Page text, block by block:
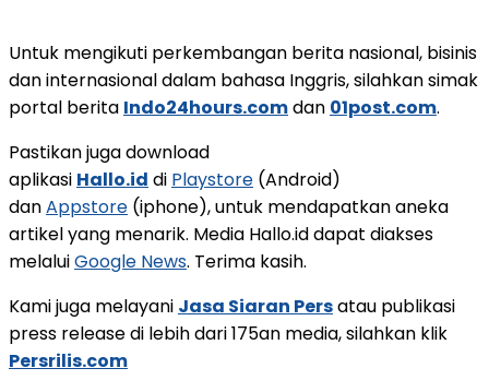
Untuk mengikuti perkembangan berita nasional, bisinis
dan internasional dalam bahasa Inggris, silahkan simak
portal berita Indo24hours.comdan 01post.com.
Pastikan juga download
aplikasi Hallo.id di Playstore (Android)
danAppstore (iphone), untuk mendapatkan aneka
artikel yang menarik. Media Hallo.id dapat diakses
melaluiGoogle News. Terima kasih.
Kami juga melayani Jasa Siaran Persatau publikasi
press release di lebih dari 175an media, silahkan klik
Persrilis.com